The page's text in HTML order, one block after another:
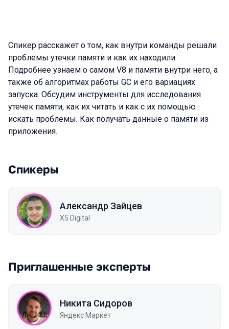
Спикер расскажет о том, как внутри команды решали
проблемы утечки памяти и как их находили.
Подробнее узнаем о самом V8 и памяти внутри него, а
также об алгоритмах работы GC и его вариациях
запуска. Обсудим инструменты для исследования
утечек памяти, как их читать и как с их помощью
искать проблемы. Как получать данные о памяти из
приложения.
Спикеры
Александр Зайцев
X5 Digital
Приглашенные эксперты
Никита Сидоров
Яндекс Маркет